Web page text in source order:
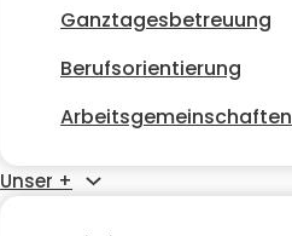
Ganztagesbetreuung
Berufsorientierung
Arbeitsgemeinschaften
Unser +